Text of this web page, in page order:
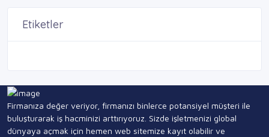
Etiketler
Firmanıza değer veriyor, firmanızı binlerce potansiyel müşteri ile
buluşturarak iş hacminizi arttırıyoruz. Sizde işletmenizi global
dünyaya açmak için hemen web sitemize kayıt olabilir ve